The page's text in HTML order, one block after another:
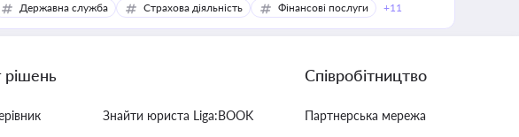
Державна служба Страхова діяльність Фінансові послуги +11
рішень
Знайти юриста Liga:BOOK
Співробітництво
Партнерська мережа